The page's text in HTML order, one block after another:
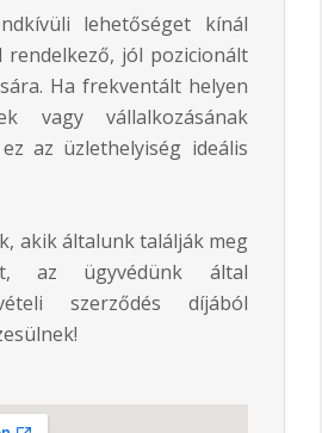
lehetőséget kínál
rendelkező, jól pozicionált
Ha frekventált helyen
vagy vállalkozásának
az üzlethelyiség ideális
akik általunk találják meg
az ügyvédünk által
szerződés díjából